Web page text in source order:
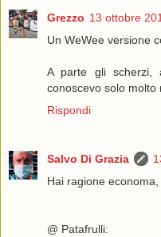
Grezzo 13 ottobre
Un WeWee versione
A parte gli scherzi,
conoscevo solo molto
Rispondi
Salvo Di Grazia
Hai ragione
@ Patafrulli: